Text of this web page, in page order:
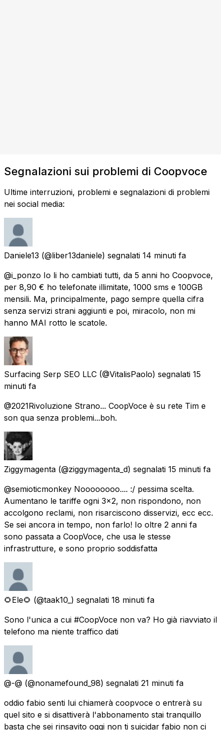
Segnalazioni sui problemi di Coopvoce
Ultime interruzioni, problemi e segnalazioni di problemi
nei social media:
Daniele13 (@liber13daniele) segnalati 14 minuti fa
@i_ponzo Io li ho cambiati tutti, da 5 anni ho Coopvoce,
per 8,90 € ho telefonate illimitate, 1000 sms e 100GB
mensili. Ma, principalmente, pago sempre quella cifra
senza servizi strani aggiunti e poi, miracolo, non mi
hanno MAI rotto le scatole.
Surfacing Serp SEO LLC (@VitalisPaolo) segnalati 15
minuti fa
@2021Rivoluzione Strano... CoopVoce è su rete Tim e
son qua senza problemi...boh.
Ziggymagenta (@ziggymagenta_d) segnalati 15 minuti fa
@semioticmonkey Noooooooo.... :/ pessima scelta.
Aumentano le tariffe ogni 3x2, non rispondono, non
accolgono reclami, non risarciscono disservizi, ecc ecc.
Se sei ancora in tempo, non farlo! Io oltre 2 anni fa
sono passata a CoopVoce, che usa le stesse
infrastrutture, e sono proprio soddisfatta
🌻Ele🌻 (@taak10_) segnalati 18 minuti fa
Sono l'unica a cui #CoopVoce non va? Ho già riavviato il
telefono ma niente traffico dati
@-@ (@nonamefound_98) segnalati 21 minuti fa
oddio fabio senti lui chiamerà coopvoce o entrerà su
quel sito e si disattiverà l'abbonamento stai tranquillo
basta che sei rinsavito oggi non ti suicidar fabio non ci